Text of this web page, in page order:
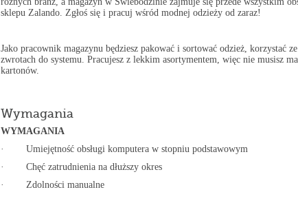
sklepu Zalando. Zgłoś się i pracuj wśród modnej odzieży od zaraz!
Jako pracownik magazynu będziesz pakować i sortować odzież, korzystać
zwrotach do systemu. Pracujesz z lekkim asortymentem, więc nie musisz
kartonów.
Wymagania
WYMAGANIA
· Umiejętność obsługi komputera w stopniu podstawowym
· Chęć zatrudnienia na dłuższy okres
· Zdolności manualne